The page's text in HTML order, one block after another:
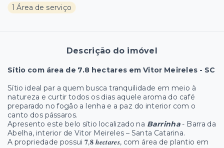
1 Área de serviço
Descrição do imóvel
Sítio com área de 7.8 hectares em Vitor Meireles - SC
Sítio ideal par a quem busca tranquilidade em meio à
natureza e curtir todos os dias aquele aroma do café
preparado no fogão a lenha e a paz do interior com o
canto dos pássaros.
Apresento este belo sítio localizado na Barrinha- Barra da
Abelha, interior de Vitor Meireles – Santa Catarina.
A propriedade possui 𝟕,𝟖 𝒉𝒆𝒄𝒕𝒂𝒓𝒆𝒔, com área de plantio em